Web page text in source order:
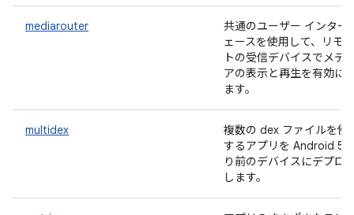
mediarouter
共通のユーザー インター
ェースを使用して、リモー
トの受信デバイスでメデ
アの表示と再生を有効に
ます。
multidex
複数の dex ファイルを使
するアプリを Android 5
り前のデバイスにデプロ
します。